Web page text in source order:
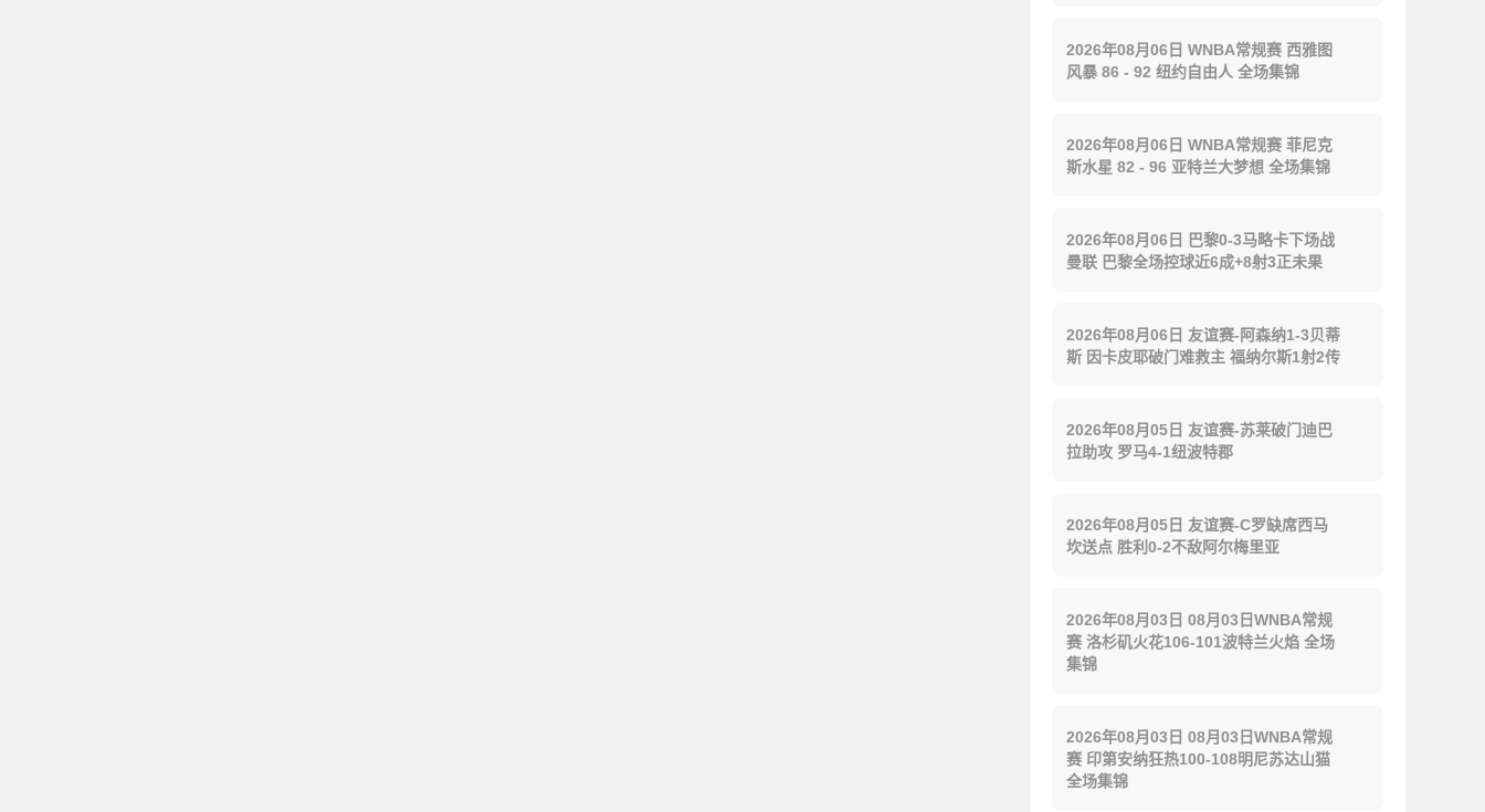
2026年08月06日 WNBA常规赛 西雅图
风暴 86 - 92 纽约自由人 全场集锦
2026年08月06日 WNBA常规赛 菲尼克
斯水星 82 - 96 亚特兰大梦想 全场集锦
2026年08月06日 巴黎0-3马略卡下场战
曼联 巴黎全场控球近6成+8射3正未果
2026年08月06日 友谊赛-阿森纳1-3贝蒂
斯 因卡皮耶破门难救主 福纳尔斯1射2传
2026年08月05日 友谊赛-苏莱破门迪巴
拉助攻 罗马4-1纽波特郡
2026年08月05日 友谊赛-C罗缺席西马
坎送点 胜利0-2不敌阿尔梅里亚
2026年08月03日 08月03日WNBA常规
赛 洛杉矶火花106-101波特兰火焰 全场
集锦
2026年08月03日 08月03日WNBA常规
赛 印第安纳狂热100-108明尼苏达山猫
全场集锦